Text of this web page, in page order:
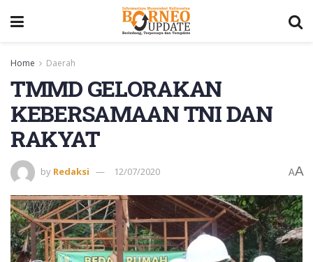
Home Daerah
TMMD GELORAKAN
KEBERSAMAAN TNI DAN
RAKYAT
by Redaksi 12/07/2020 AA